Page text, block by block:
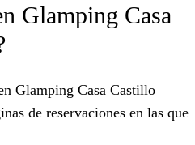
Glamping Casa
Glamping Casa Castillo
de reservaciones en las que